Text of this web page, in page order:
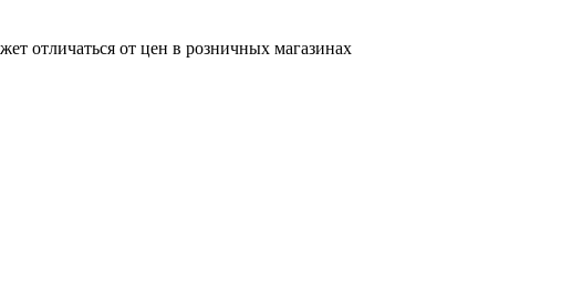
отличаться от цен в розничных магазинах